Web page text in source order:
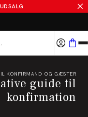
KONFIRMAND OG GÆSTER
guide til
konfirmation